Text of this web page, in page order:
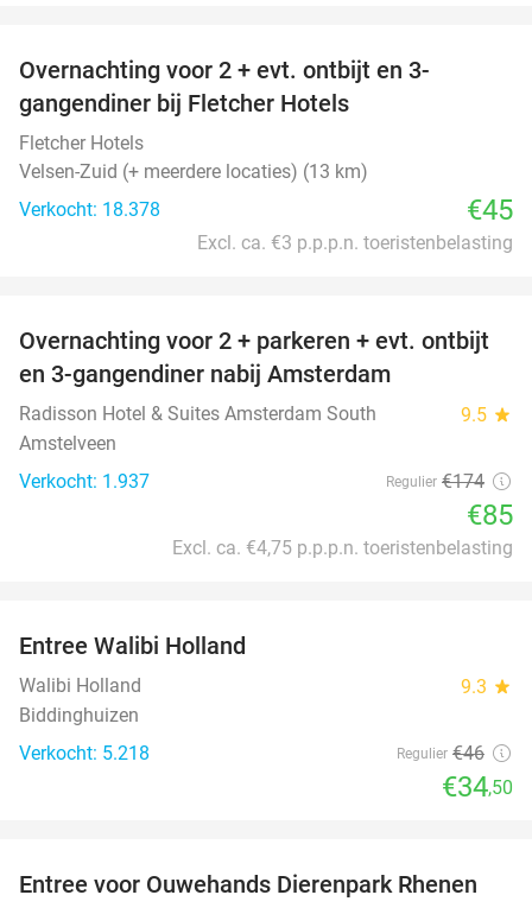
Overnachting voor 2 + evt. ontbijt en 3-
gangendiner bij Fletcher Hotels
Fletcher Hotels
Velsen-Zuid (+ meerdere locaties) (13 km)
Verkocht: 18.378
€45
Excl. ca. €3 p.p.p.n. toeristenbelasting
51%
Overnachting voor 2 + parkeren + evt. ontbijt
en 3-gangendiner nabij Amsterdam
Radisson Hotel & Suites Amsterdam South 9.5 star
Amstelveen
Verkocht: 1.937
Regulier €174
€85
Excl. ca. €4,75 p.p.p.n. toeristenbelasting
Entree Walibi Holland
Walibi Holland 9.3 star
Biddinghuizen
Verkocht: 5.218
Regulier €46
€34,50
19%
Entree voor Ouwehands Dierenpark Rhenen